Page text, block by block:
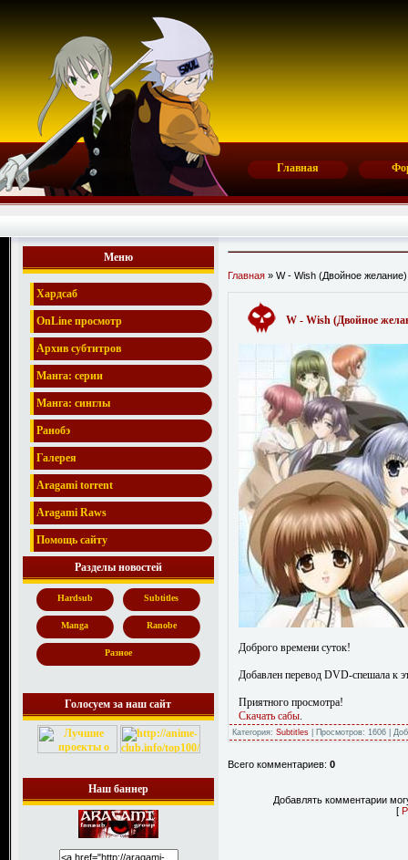
Главная
Меню
Хардсаб
OnLine просмотр
Архив субтитров
Манга: серии
Манга: синглы
Ранобэ
Галерея
Aragami torrent
Aragami Raws
Помощь сайту
Разделы новостей
Hardsub Subtitles
Manga Ranobe
Разное
Голосуем за наш сайт
Наш баннер
Главная » W - Wish (Двойное
W - Wish (Двойное
Доброго времени суток!
Добавлен перевод DVD-спешала к
Приятного просмотра!
Скачать сабы
Категория: Subtitles | Просмотров: 1606 |
Всего комментариев: 0
Добавлять комментарии
[